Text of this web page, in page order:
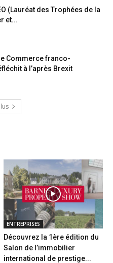
(Lauréat des Trophées de la
et...
Commerce franco-
à l’après Brexit
ENTREPRISES
Découvrez la 1ère édition du
Salon de l’immobilier
international de prestige...